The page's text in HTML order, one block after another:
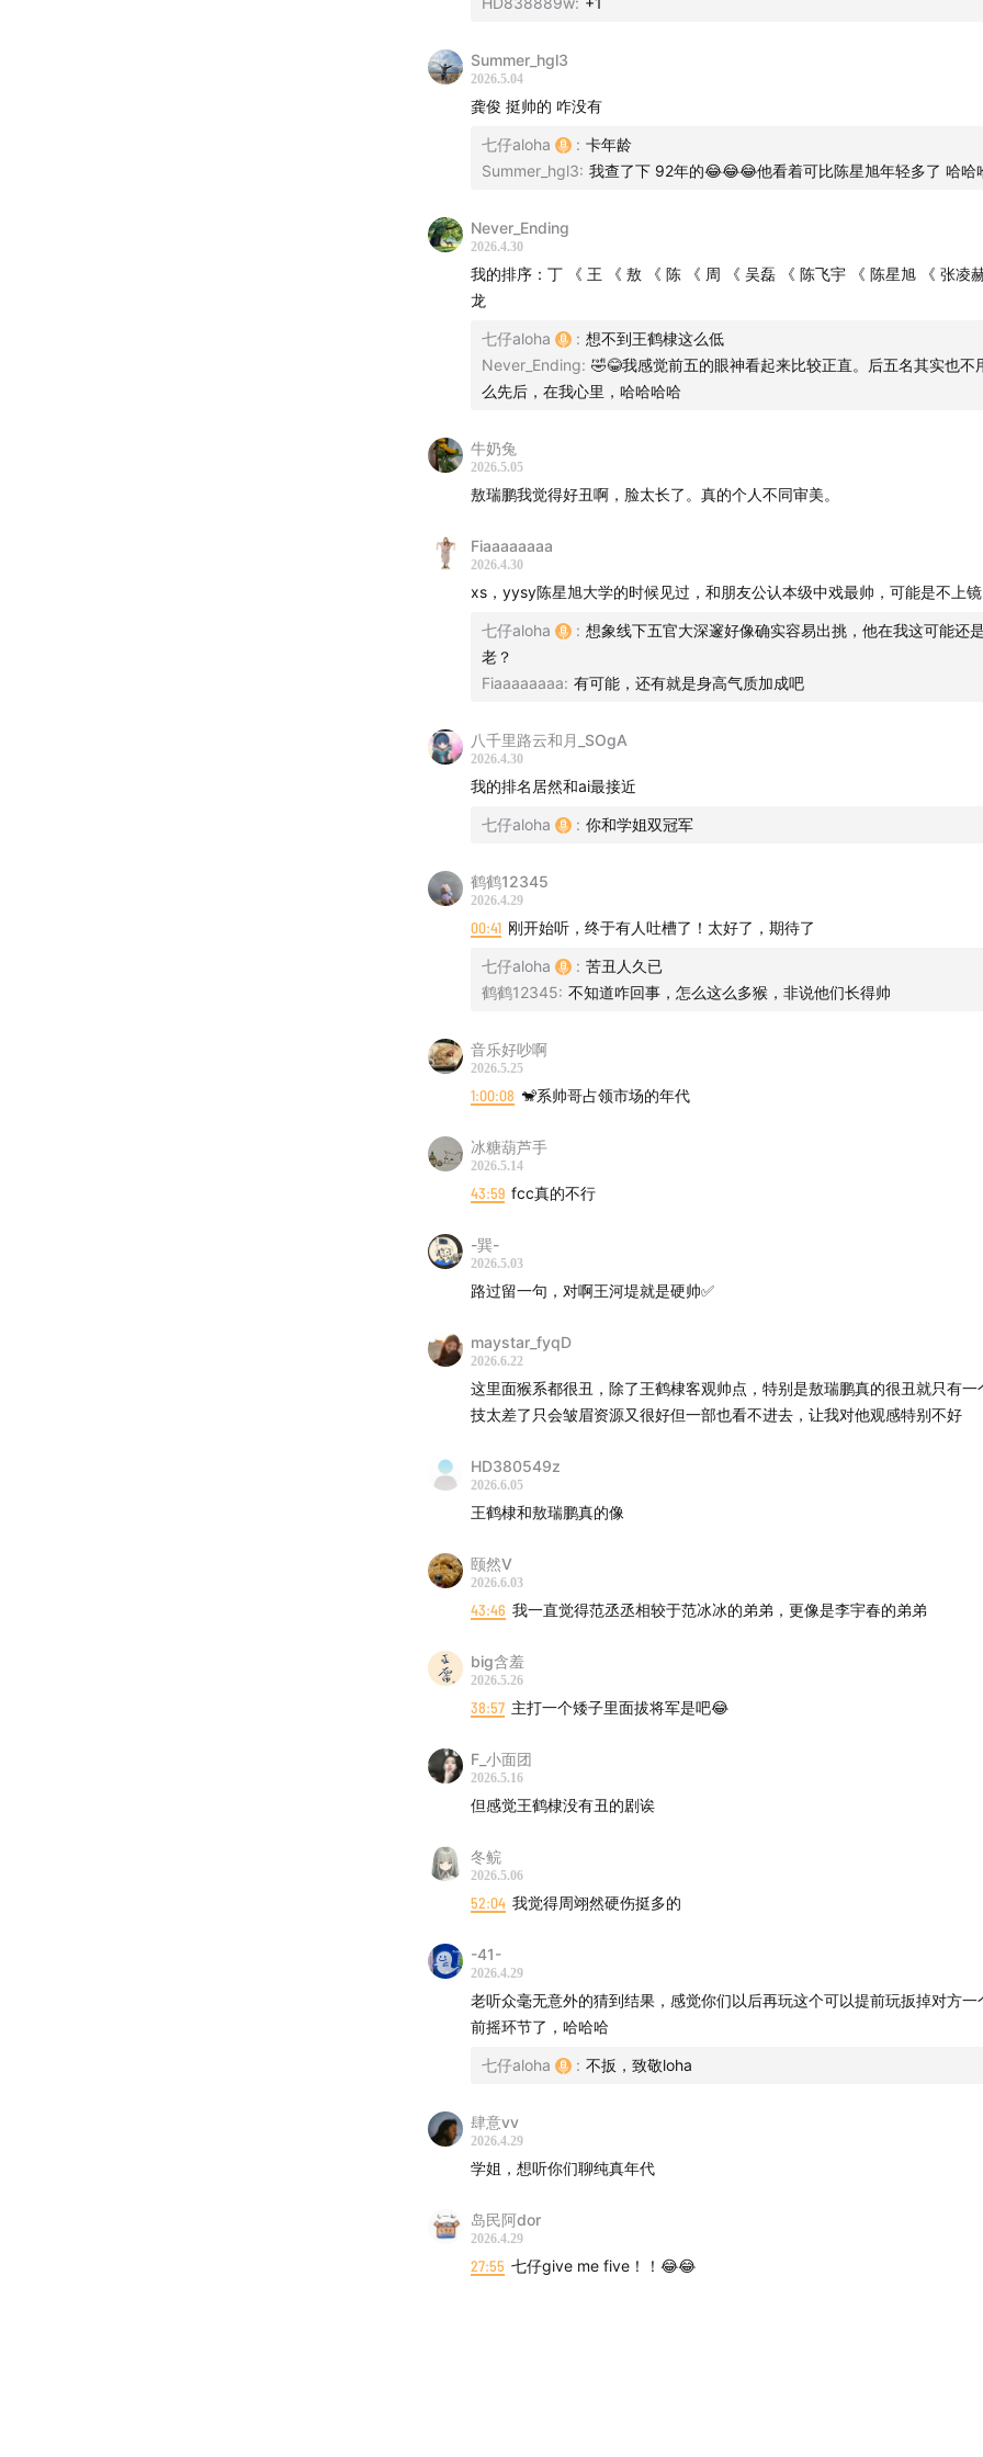
第二名张凌赫：精修照与真人差距引发最激烈争论
第一名宋威龙："不张嘴就是一个美人"
55:13 三位主播公布各自完整排名，审美差异大曝光
DeepSeek 现场跑出 AI 排名，揭晓谁是"AI人"
Summer_hgl3
2026.5.04
龚俊 挺帅的 咋没有
七仔aloha : 卡年龄
Summer_hgl3: 我查了下 92年的😂😂😂他看着可比陈星旭年轻多了 哈哈
Never_Ending
2026.4.30
我的排序：丁 《 王 《 敖 《 陈 《 周 《 吴磊 《 陈飞宇 《 陈星旭 《 张凌
龙
七仔aloha : 想不到王鹤棣这么低
Never_Ending: 🤣😂我感觉前五的眼神看起来比较正直。后五名其实也不
么先后，在我心里，哈哈哈哈
牛奶兔
2026.5.05
敖瑞鹏我觉得好丑啊，脸太长了。真的个人不同审美。
Fiaaaaaaaa
2026.4.30
xs，yysy陈星旭大学的时候见过，和朋友公认本级中戏最帅，可能是不上镜
七仔aloha : 想象线下五官大深邃好像确实容易出挑，他在我这可能还
老？
Fiaaaaaaaa: 有可能，还有就是身高气质加成吧
八千里路云和月_SOgA
2026.4.30
我的排名居然和ai最接近
七仔aloha : 你和学姐双冠军
鹤鹤12345
2026.4.29
00:41 刚开始听，终于有人吐槽了！太好了，期待了
七仔aloha : 苦丑人久已
鹤鹤12345: 不知道咋回事，怎么这么多猴，非说他们长得帅
音乐好吵啊
2026.5.25
1:00:08 🐒系帅哥占领市场的年代
冰糖葫芦手
2026.5.14
43:59 fcc真的不行
-巽-
2026.5.03
路过留一句，对啊王河堤就是硬帅✅
maystar_fyqD
2026.6.22
这里面猴系都很丑，除了王鹤棣客观帅点，特别是敖瑞鹏真的很丑就只有一
技太差了只会皱眉资源又很好但一部也看不进去，让我对他观感特别不好
HD380549z
2026.6.05
王鹤棣和敖瑞鹏真的像
颐然V
2026.6.03
43:46 我一直觉得范丞丞相较于范冰冰的弟弟，更像是李宇春的弟弟
big含羞
2026.5.26
38:57 主打一个矮子里面拔将军是吧😂
F_小面团
2026.5.16
但感觉王鹤棣没有丑的剧诶
冬鲩
2026.5.06
52:04 我觉得周翊然硬伤挺多的
-41-
2026.4.29
老听众毫无意外的猜到结果，感觉你们以后再玩这个可以提前玩扳掉对方一
前摇环节了，哈哈哈
七仔aloha : 不扳，致敬loha
肆意vv
2026.4.29
学姐，想听你们聊纯真年代
岛民阿dor
2026.4.29
27:55 七仔give me five！！😂😂